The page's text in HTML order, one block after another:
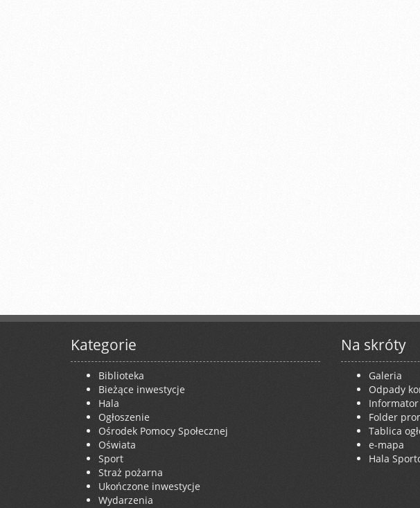
Kategorie
Biblioteka
Bieżące inwestycje
Hala
Ogłoszenie
Ośrodek Pomocy Społecznej
Oświata
Sport
Straż pożarna
Ukończone inwestycje
Wydarzenia
Na skróty
Galeria
Odpady
Folder
Tablica
e-mapa
Hala